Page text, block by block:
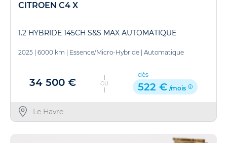
CITROEN C4 X
1.2 HYBRIDE 145CH S&S MAX AUTOMATIQUE
2025 6000 km Essence/Micro-Hybride Automatique
34 500 € OU
dès
522 € /mois
Le Havre